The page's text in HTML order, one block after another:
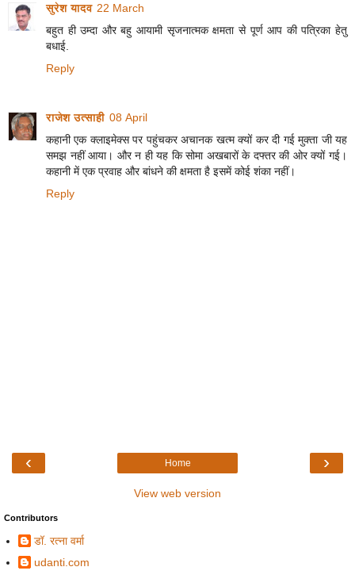
सुरेश यादव 22 March
बहुत ही उम्दा और बहु आयामी सृजनात्मक क्षमता से पूर्ण आप की पत्रिका हेतु
बधाई.
Reply
राजेश उत्‍साही 08 April
कहानी एक क्‍लाइमेक्‍स पर पहुंचकर अचानक खत्‍म क्‍यों कर दी गई मुक्‍ता जी यह
समझ नहीं आया। और न ही यह कि सोमा अखबारों के दफ्तर की ओर क्‍यों गई।
कहानी में एक प्रवाह और बांधने की क्षमता है इसमें कोई शंका नहीं।
Reply
‹ ›
Home
View web version
Contributors
डॉ. रत्ना वर्मा
udanti.com